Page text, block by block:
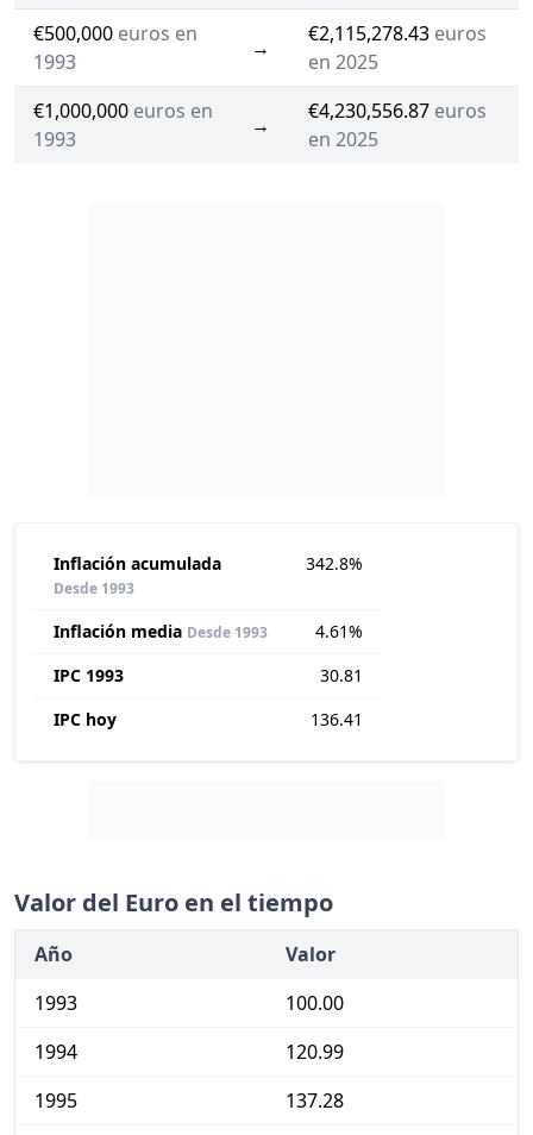
€500,000 euros en
1993
→
€2,115,278.43 euros
en 2025
€1,000,000 euros en
1993
→
€4,230,556.87 euros
en 2025
Inflación acumulada
Desde 1993
342.8%
Inflación media Desde 1993
4.61%
IPC 1993
30.81
IPC hoy
136.41
Valor del Euro en el tiempo
Año
Valor
1993
100.00
1994
120.99
1995
137.28